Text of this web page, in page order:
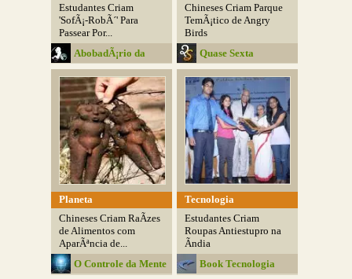
Estudantes Criam
'SofÃ¡-RobÃ´' Para
Passear Por...
AbobadÃ¡rio da
Media
Chineses Criam Parque
TemÃ¡tico de Angry
Birds
Quase Sexta
Planeta
Chineses Criam RaÃ­zes
de Alimentos com
AparÃªncia de...
O Controle da Mente
Tecnologia
Estudantes Criam
Roupas Antiestupro na
Ãndia
Book Tecnologia